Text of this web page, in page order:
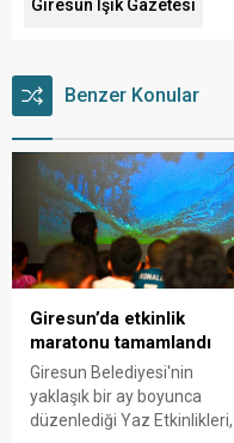
Giresun Işık Gazetesi
Benzer Konular
Giresun’da etkinlik
maratonu tamamlandı
Giresun Belediyesi'nin
yaklaşık bir ay boyunca
düzenlediği Yaz Etkinlikleri,